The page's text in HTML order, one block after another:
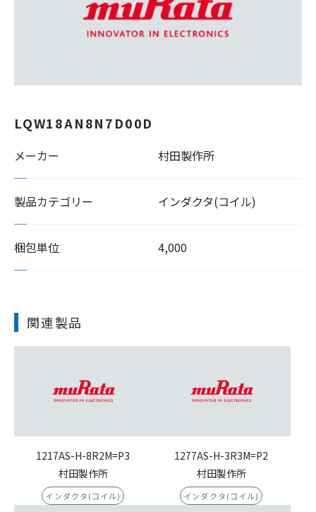
LQW18AN8N7D00D
メーカー 村田製作所
製品カテゴリー インダクタ(コイル)
梱包単位 4,000
関連製品
1217AS-H-8R2M=P3
村田製作所
インダクタ(コイル)
1277AS-H-3R3M=P2
村田製作所
インダクタ(コイル)